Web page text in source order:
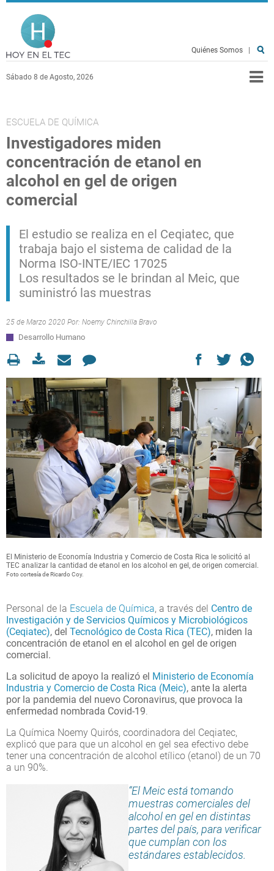
Pasar al contenido principal
Sábado 8 de Agosto, 2026
Quiénes Somos
ESCUELA DE QUÍMICA
Investigadores miden
concentración de etanol en
alcohol en gel de origen
comercial
El estudio se realiza en el Ceqiatec, que
trabaja bajo el sistema de calidad de la
Norma ISO-INTE/IEC 17025
Los resultados se le brindan al Meic, que
suministró las muestras
25 de Marzo 2020 Por: Noemy Chinchilla Bravo
Desarrollo Humano
El Ministerio de Economía Industria y Comercio de Costa Rica le solicitó al
TEC analizar la cantidad de etanol en los alcohol en gel, de origen comercial.
Foto cortesía de Ricardo Coy.
Personal de la Escuela de Química, a través del Centro de
Investigación y de Servicios Químicos y Microbiológicos
(Ceqiatec), del Tecnológico de Costa Rica (TEC), miden la
concentración de etanol en el alcohol en gel de origen
comercial.
La solicitud de apoyo la realizó el Ministerio de Economía
Industria y Comercio de Costa Rica (Meic), ante la alerta
por la pandemia del nuevo Coronavirus, que provoca la
enfermedad nombrada Covid-19.
La Química Noemy Quirós, coordinadora del Ceqiatec,
explicó que para que un alcohol en gel sea efectivo debe
tener una concentración de alcohol etílico (etanol) de un 70
a un 90%.
“El Meic está tomando
muestras comerciales del
alcohol en gel en distintas
partes del país, para verificar
que cumplan con los
estándares establecidos.